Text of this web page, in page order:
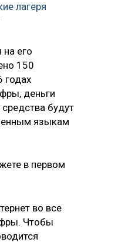
лагеря
его
150
годах
деньги
будут
языкам
в первом
во все
Чтобы